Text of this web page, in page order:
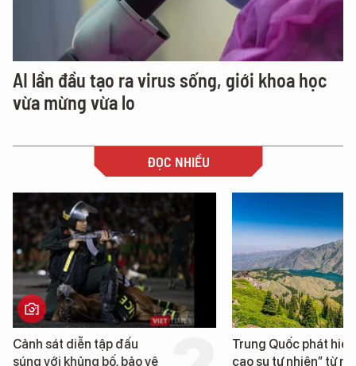
AI lần đầu tạo ra virus sống, giới khoa học
vừa mừng vừa lo
ĐỌC NHIỀU
Trung Quốc phát hiện “mỏ
cao su tự nhiên” từ một
Loạt dự án bất động
Đà Nẵng sắp bị kiểm